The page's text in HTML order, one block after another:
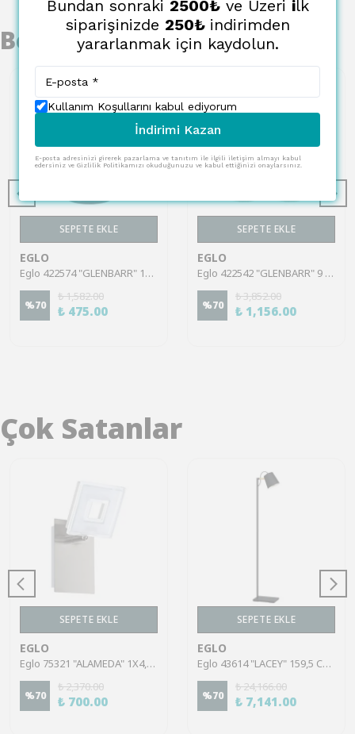
Benzer Ürünler
SEPETE EKLE
EGLO
Eglo 422574 "GLENBARR" 14 Cm Yüksekliğinde 7 Cm Çapında Mum
%70
₺ 1,582.00
₺ 475.00
SEPETE EKLE
EGLO
Eglo 422542 "GLENBARR" 9 Cm Yüksekliğinde 7 Cm Çapında Mum 4'Lü Set
%70
₺ 3,852.00
₺ 1,156.00
Çok Satanlar
SEPETE EKLE
EGLO
Eglo 75321 "ALAMEDA" 1X4,5W Çelik Nikel Mat Sıva Üstü Spot
%70
₺ 2,370.00
₺ 700.00
SEPETE EKLE
EGLO
Eglo 43614 "LACEY" 159,5 Cm Yüksekliğinde Çelik, Ahşap Köşe Lambası Lambader
%70
₺ 24,166.00
₺ 7,141.00
Bundan sonraki 2500₺ve Üzeri ilk
siparişinizde 250₺ indirimden
yararlanmak için kaydolun.
Kullanım Koşullarını kabul ediyorum
İndirimi Kazan
E-posta adresinizi girerek pazarlama ve tanıtım ile ilgili iletişim almayı kabul
edersiniz ve Gizlilik Politikamızı okuduğunuzu ve kabul ettiğinizi onaylarsınız.